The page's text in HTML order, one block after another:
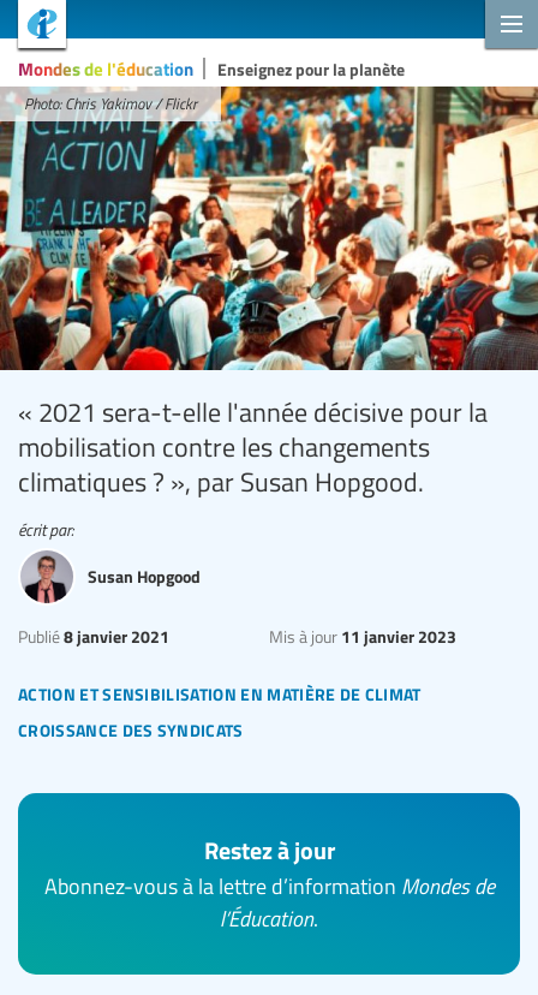
Mondes de l'éducation Enseignez pour la planète
Photo: Chris Yakimov / Flickr
« 2021 sera-t-elle l'année décisive pour la
mobilisation contre les changements
climatiques ? », par Susan Hopgood.
action et sensibilisation en matière de climat
croissance des syndicats
Publié8 janvier 2021 Mis à jour 11 janvier 2023
écrit par:
Susan Hopgood
Restez à jour
Abonnez-vous à la lettre d’information Mondes de
l’Éducation.